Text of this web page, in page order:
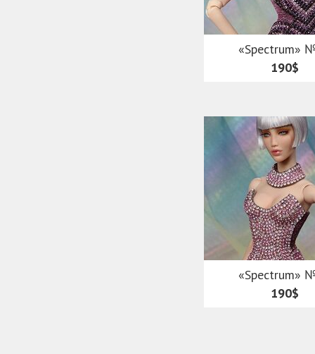
«Spectrum»
190$
«Spectrum»
190$